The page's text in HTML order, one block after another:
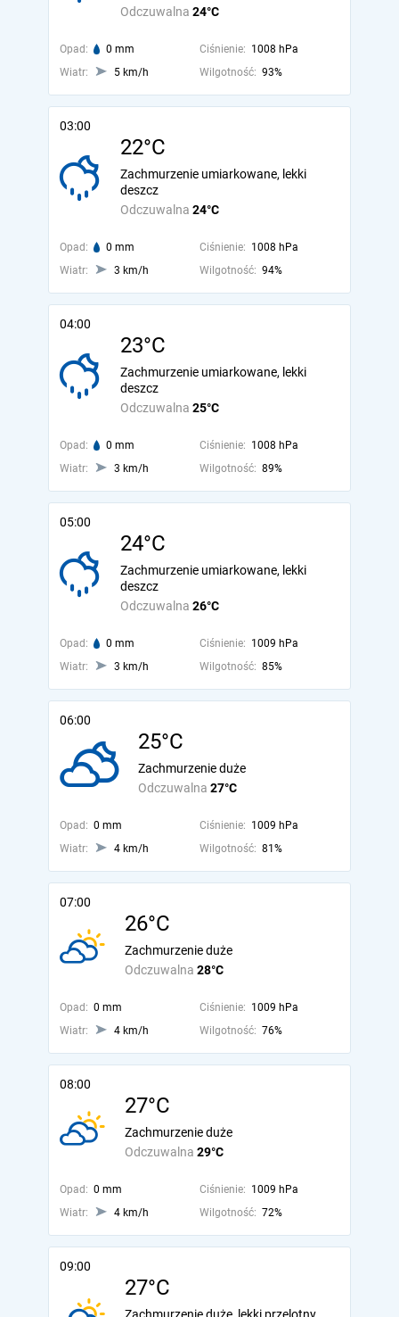
Odczuwalna 24°C
Opad: 0 mm Ciśnienie: 1008 hPa
Wiatr:
5 km/h Wilgotność: 93%
03:00
22°C
Odczuwalna 24°C
Zachmurzenie umiarkowane, lekki
deszcz
Opad: 0 mm Ciśnienie: 1008 hPa
Wiatr:
3 km/h Wilgotność: 94%
04:00
23°C
Odczuwalna 25°C
Zachmurzenie umiarkowane, lekki
deszcz
Opad: 0 mm Ciśnienie: 1008 hPa
Wiatr:
3 km/h Wilgotność: 89%
05:00
24°C
Odczuwalna 26°C
Zachmurzenie umiarkowane, lekki
deszcz
Opad: 0 mm Ciśnienie: 1009 hPa
Wiatr:
3 km/h Wilgotność: 85%
06:00
25°C
Odczuwalna 27°C
Zachmurzenie duże
Opad: 0 mm Ciśnienie: 1009 hPa
Wiatr:
4 km/h Wilgotność: 81%
07:00
26°C
Odczuwalna 28°C
Zachmurzenie duże
Opad: 0 mm Ciśnienie: 1009 hPa
Wiatr:
4 km/h Wilgotność: 76%
08:00
27°C
Odczuwalna 29°C
Zachmurzenie duże
Opad: 0 mm Ciśnienie: 1009 hPa
Wiatr:
4 km/h Wilgotność: 72%
09:00
27°C